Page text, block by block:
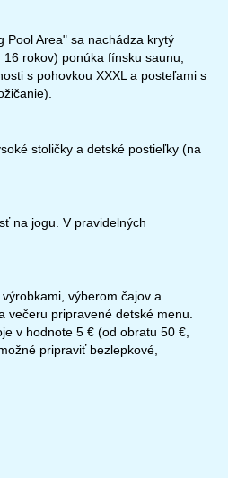
Pool Area" sa nachádza krytý
rokov) ponúka fínsku saunu,
s pohovkou XXXL a posteľami s
stoličky a detské postieľky (na
na jogu. V pravidelných
výberom čajov a
pripravené detské menu.
v hodnote 5 € (od obratu 50 €,
pripraviť bezlepkové,